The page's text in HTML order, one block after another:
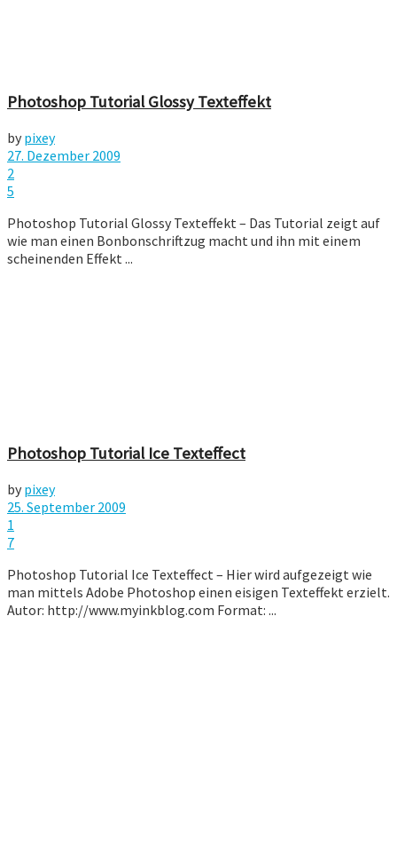
Photoshop Tutorial Glossy Texteffekt
by pixey
27. Dezember 2009
2
5
Photoshop Tutorial Glossy Texteffekt – Das Tutorial zeigt auf
wie man einen Bonbonschriftzug macht und ihn mit einem
scheinenden Effekt ...
Photoshop Tutorial Ice Texteffect
by pixey
25. September 2009
1
7
Photoshop Tutorial Ice Texteffect – Hier wird aufgezeigt wie
man mittels Adobe Photoshop einen eisigen Texteffekt erzielt.
Autor: http://www.myinkblog.com Format: ...